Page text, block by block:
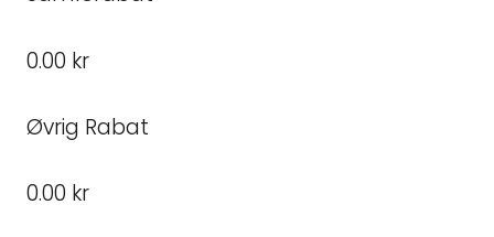
0.00 kr
Øvrig Rabat
0.00 kr